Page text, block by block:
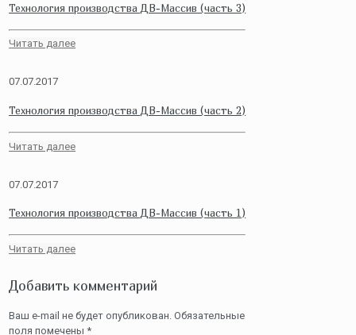
Технология производства ДВ-Массив (часть 3)
Читать далее
07.07.2017
Технология производства ДВ-Массив (часть 2)
Читать далее
07.07.2017
Технология производства ДВ-Массив (часть 1)
Читать далее
Добавить комментарий
Ваш e-mail не будет опубликован. Обязательные
поля помечены*